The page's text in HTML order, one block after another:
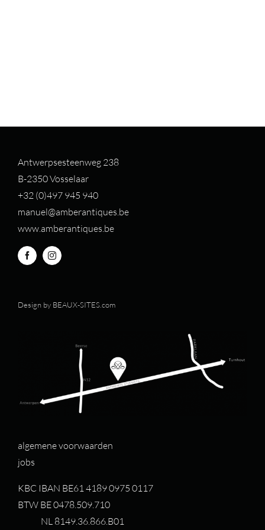
Antwerpsesteenweg 238
B-2350 Vosselaar
+32 (0)497 945 940
manuel@amberantiques.be
www.amberantiques.be
Design by BEAUX-SITES.com
algemene voorwaarden
jobs
KBC IBAN BE61 4189 0975 0117
BTW BE 0478.509.710
NL 8149.36.866.B01